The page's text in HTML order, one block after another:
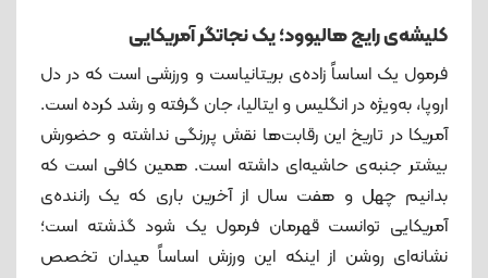
کلیشه‌ی رایج هالیوود؛ یک نجاتگر آمریکایی
فرمول یک اساساً زاده‌ی بریتانیاست و ورزشی است که در دل
اروپا، به‌ویژه در انگلیس و ایتالیا، جان گرفته و رشد کرده است.
آمریکا در تاریخ این رقابت‌ها نقش پررنگی نداشته و حضورش
بیشتر جنبه‌ی حاشیه‌ای داشته است. همین کافی است که
بدانیم چهل‌ و هفت سال از آخرین باری که یک راننده‌ی
آمریکایی توانست قهرمان فرمول یک شود گذشته است؛
نشانه‌ای روشن از اینکه این ورزش اساساً میدان تخصص